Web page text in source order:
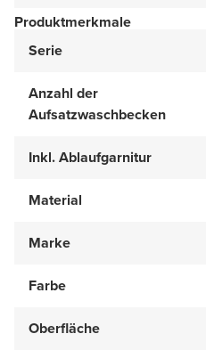
Produktmerkmale
Serie
Anzahl der
Aufsatzwaschbecken
Inkl. Ablaufgarnitur
Material
Marke
Farbe
Oberfläche